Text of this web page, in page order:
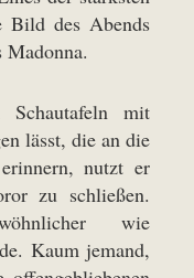
Bild des Abends
mit
lässt, die an die
nutzt er
zu schließen.
wie
Kaum jemand,